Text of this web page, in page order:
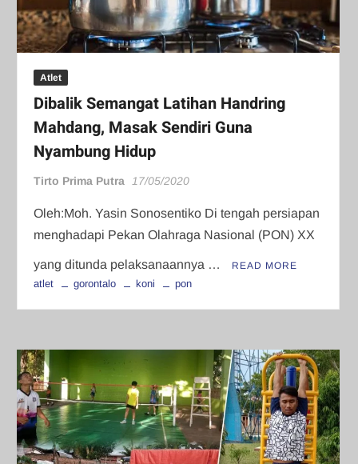
Atlet
Dibalik Semangat Latihan Handring
Mahdang, Masak Sendiri Guna
Nyambung Hidup
Tirto Prima Putra 17/05/2020
Oleh:Moh. Yasin Sonosentiko Di tengah persiapan
menghadapi Pekan Olahraga Nasional (PON) XX
yang ditunda pelaksanaannya … READ MORE
atlet gorontalo koni pon